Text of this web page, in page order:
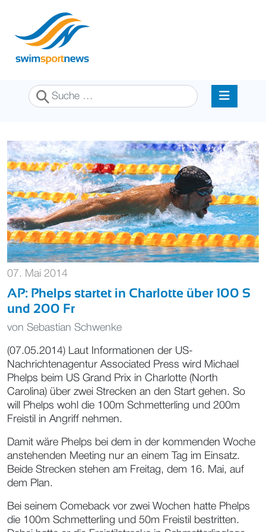
Suchen
07. Mai 2014
AP: Phelps startet in Charlotte über 100 S
und 200 Fr
von Sebastian Schwenke
(07.05.2014) Laut Informationen der US-
Nachrichtenagentur Associated Press wird Michael
Phelps beim US Grand Prix in Charlotte (North
Carolina) über zwei Strecken an den Start gehen. So
will Phelps wohl die 100m Schmetterling und 200m
Freistil in Angriff nehmen.
Damit wäre Phelps bei dem in der kommenden Woche
anstehenden Meeting nur an einem Tag im Einsatz.
Beide Strecken stehen am Freitag, dem 16. Mai, auf
dem Plan.
Bei seinem Comeback vor zwei Wochen hatte Phelps
die 100m Schmetterling und 50m Freistil bestritten.